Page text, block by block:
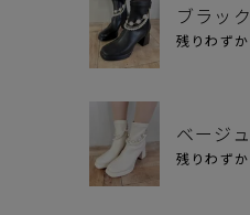
ブラック
残りわずか
ベージュ
残りわずか